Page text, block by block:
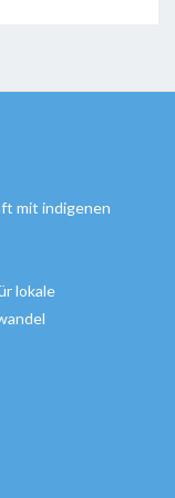
mit indigenen
lokale